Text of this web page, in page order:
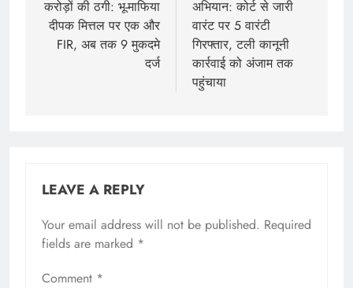
करोड़ों की ठगी: भू-माफिया
दीपक मित्तल पर एक और
FIR, अब तक 9 मुकदमे
दर्ज
अभियान: कोर्ट से जारी
वारंट पर 5 वारंटी
गिरफ्तार, टली कानूनी
कार्रवाई को अंजाम तक
पहुंचाया
LEAVE A REPLY
Your email address will not be published. Required
fields are marked *
Comment *